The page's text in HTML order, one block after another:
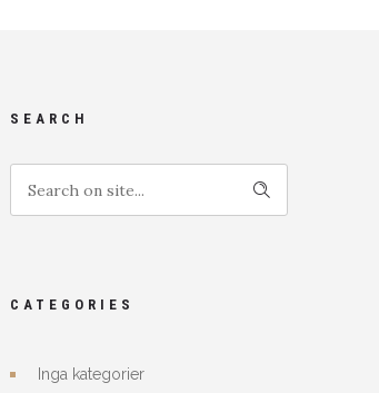
SEARCH
CATEGORIES
Inga kategorier